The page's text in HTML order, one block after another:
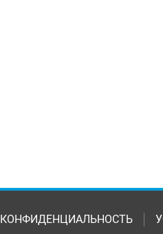
КОНФИДЕНЦИАЛЬНОСТЬ